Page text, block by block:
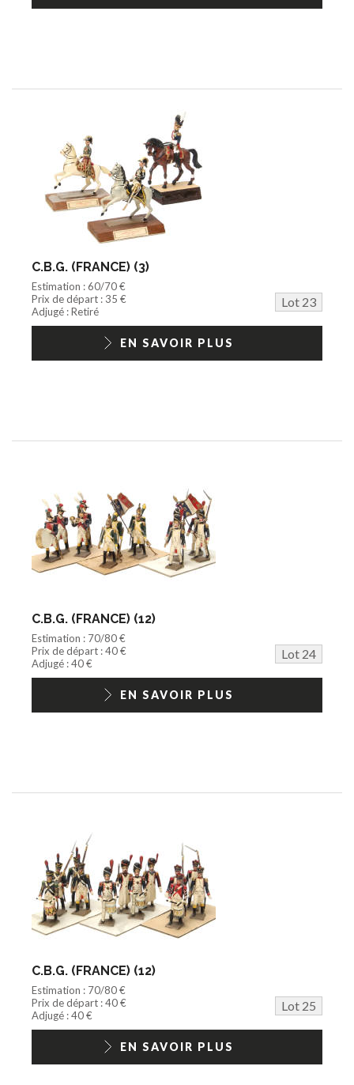
C.B.G. (FRANCE) (3)
Estimation : 60/70 €
Prix de départ : 35 €
Lot 23
Adjugé : Retiré
EN SAVOIR PLUS
C.B.G. (FRANCE) (12)
Estimation : 70/80 €
Prix de départ : 40 €
Lot 24
Adjugé : 40 €
EN SAVOIR PLUS
C.B.G. (FRANCE) (12)
Estimation : 70/80 €
Prix de départ : 40 €
Lot 25
Adjugé : 40 €
EN SAVOIR PLUS